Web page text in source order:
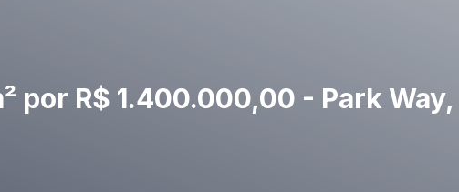
por R$ 1.400.000,00 - Park Way,